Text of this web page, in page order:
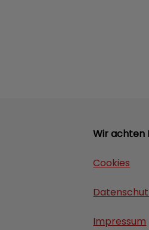
Wir achten
Cookies
Impressum